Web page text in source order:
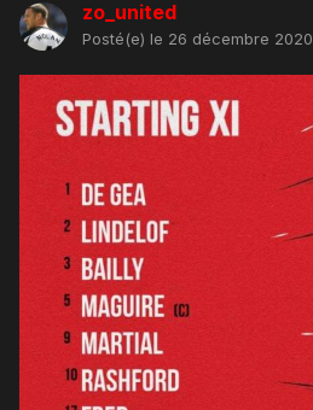
zo_united
Posté(e) le 26 décembre 2020